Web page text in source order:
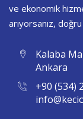
ve ekonomik
arıyorsanız,
Kalaba
Ankara
+90 (534)